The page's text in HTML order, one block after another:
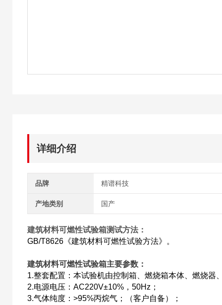
详细介绍
品牌 精谱科技
产地类别 国产
建筑材料可燃性试验箱测试方法：
GB/T8626《建筑材料可燃性试验方法》。
建筑材料可燃性试验箱主要参数：
1.整套配置：本试验机由控制箱、燃烧箱本体、燃烧器
2.电源电压：AC220V±10%，50Hz；
3.气体纯度：>95%丙烷气；（客户自备）；